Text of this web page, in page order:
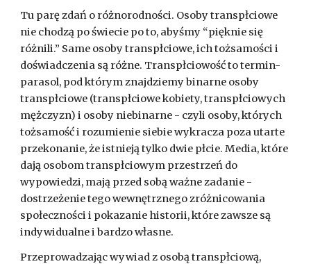
Tu parę zdań o różnorodności. Osoby transpłciowe
nie chodzą po świecie po to, abyśmy “pięknie się
różnili.” Same osoby transpłciowe, ich tożsamości i
doświadczenia są różne. Transpłciowość to termin-
parasol, pod którym znajdziemy binarne osoby
transpłciowe (transpłciowe kobiety, transpłciowych
mężczyzn) i osoby niebinarne - czyli osoby, których
tożsamość i rozumienie siebie wykracza poza utarte
przekonanie, że istnieją tylko dwie płcie. Media, które
dają osobom transpłciowym przestrzeń do
wypowiedzi, mają przed sobą ważne zadanie -
dostrzeżenie tego wewnętrznego zróżnicowania
społeczności i pokazanie historii, które zawsze są
indywidualne i bardzo własne.
Przeprowadzając wywiad z osobą transpłciową,